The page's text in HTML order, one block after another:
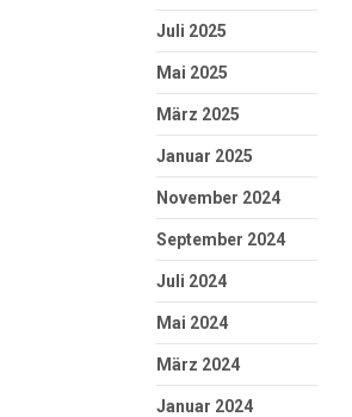
Juli 2025
Mai 2025
März 2025
Januar 2025
November 2024
September 2024
Juli 2024
Mai 2024
März 2024
Januar 2024